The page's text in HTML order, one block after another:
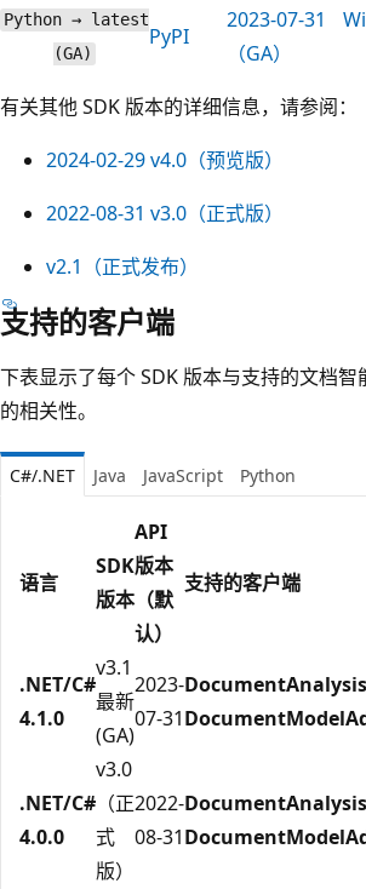
Python → latest
(GA)
PyPI
2023-07-31
（GA）
有关其他 SDK 版本的详细信息，请参阅：
2024-02-29v4.0（预览版）
2022-08-31 v3.0（正式版）
v2.1
（正式发布）
支持的客户端
下表显示了每个 SDK 版本与支持的文档智
的相关性。
C#/.NET Java JavaScript Python
语言
SDK
版本
API
版本
（默
认）
支持的客户端
.NET/C#
4.1.0
v3.1
最新
(GA)
2023-
07-31
.NET/C#
4.0.0
v3.0
（正
式
版）
2022-
08-31